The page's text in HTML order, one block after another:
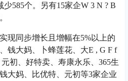
少585个。另有15家企W 3 N ? B
现同步增长且增幅在5%以上的
钱大妈、卜蜂莲花、大E , G F f
初、好特卖、寿康永乐、365生
大妈、比优特、元初等3家企业